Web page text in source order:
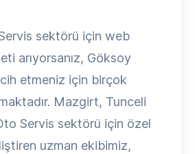
sektörü için web
arıyorsanız, Göksoy
etmeniz için birçok
Mazgirt, Tunceli
Servis sektörü için özel
uzman ekibimiz,